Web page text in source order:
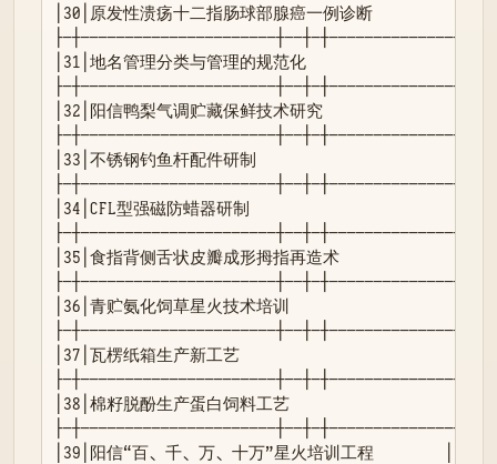
│30│原发性溃疡十二指肠球部腺癌一例诊断
├─┼──────────────────────┼──┼─┼───────────────┼──┤
│31│地名管理分类与管理的规范化
├─┼──────────────────────┼──┼─┼───────────────┼──┤
│32│阳信鸭梨气调贮藏保鲜技术研究                │
├─┼──────────────────────┼──┼─┼───────────────┼──┤
│33│不锈钢钓鱼杆配件研制                        │
├─┼──────────────────────┼──┼─┼───────────────┼──┤
│34│CFL型强磁防蜡器研制                         │
├─┼──────────────────────┼──┼─┼───────────────┼──┤
│35│食指背侧舌状皮瓣成形拇指再造术
├─┼──────────────────────┼──┼─┼───────────────┼──┤
│36│青贮氨化饲草星火技术培训
├─┼──────────────────────┼──┼─┼───────────────┼──┤
│37│瓦楞纸箱生产新工艺                          │
├─┼──────────────────────┼──┼─┼───────────────┼──┤
│38│棉籽脱酚生产蛋白饲料工艺                    │
├─┼──────────────────────┼──┼─┼───────────────┼──┤
│39│阳信“百、千、万、十万”星火培训工程